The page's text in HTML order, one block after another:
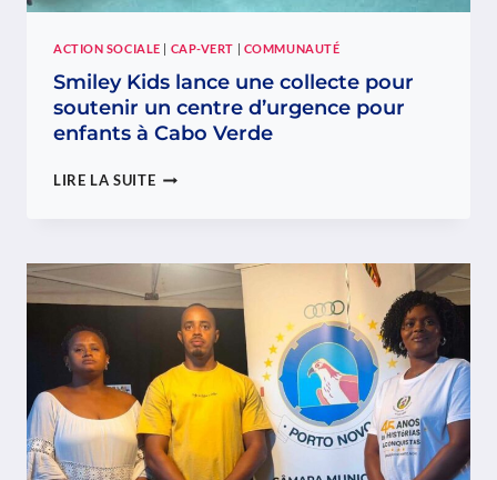
VERDE
ACTION SOCIALE | CAP-VERT | COMMUNAUTÉ
Smiley Kids lance une collecte pour
soutenir un centre d’urgence pour
enfants à Cabo Verde
LIRE LA SUITESMILEY
COLLECTE
POUR
SOUTENIR
CENTRE
D’URGENCE
POUR
ENFANTS
À
CABO